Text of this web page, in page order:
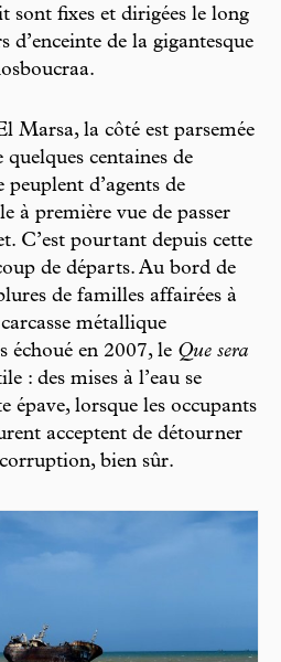
sont fixes et dirigées le long
d’enceinte de la gigantesque
Marsa, la côté est parsemée
quelques centaines de
peuplent d’agents de
à première vue de passer
C’est pourtant depuis cette
de départs. Au bord de
de familles affairées à
métallique
échoué en 2007, le Que sera
: des mises à l’eau se
épave, lorsque les occupants
acceptent de détourner
bien sûr.